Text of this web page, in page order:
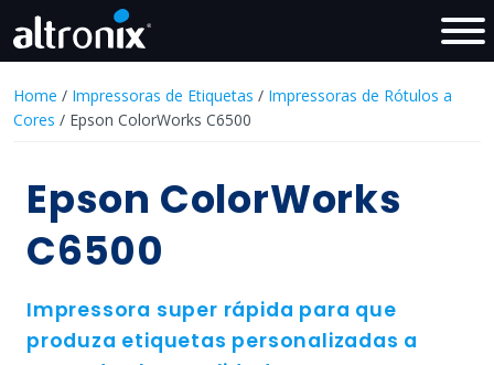
Home / Impressoras de Etiquetas / Impressoras de Rótulos a
Cores / Epson ColorWorks C6500
Epson ColorWorks
C6500
Impressora super rápida para que
produza etiquetas personalizadas a